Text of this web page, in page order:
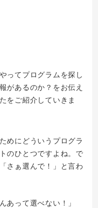
ってプログラムを探し
があるのか？をお伝え
をご紹介していきま
めにどういうプログラ
のひとつですよね。で
さぁ選んで！」と言わ
あって選べない！」